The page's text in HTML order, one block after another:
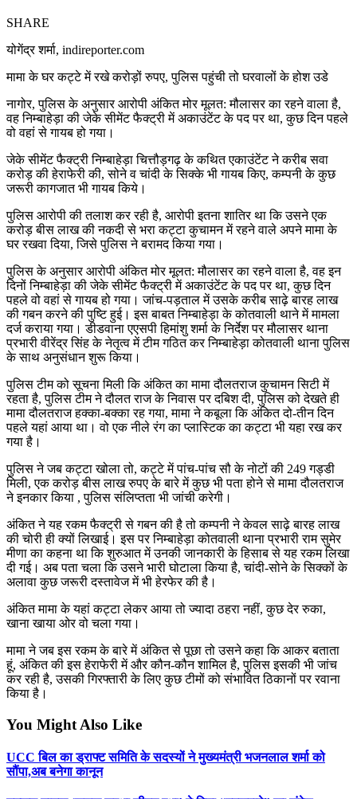
SHARE
योगेंद्र शर्मा, indireporter.com
मामा के घर कट्टे में रखे करोड़ों रुपए, पुलिस पहुंची तो घरवालों के होश उडे
नागोर, पुलिस के अनुसार आरोपी अंकित मोर मूलत: मौलासर का रहने वाला है,
वह निम्बाहेड़ा की जेके सीमेंट फैक्ट्री में अकाउंटेंट के पद पर था, कुछ दिन पहले
वो वहां से गायब हो गया।
जेके सीमेंट फैक्ट्री निम्बाहेड़ा चित्तौड़गढ़ के कथित एकाउंटेंट ने करीब सवा
करोड़ की हेराफेरी की, सोने व चांदी के सिक्के भी गायब किए, कम्पनी के कुछ
जरूरी कागजात भी गायब किये।
पुलिस आरोपी की तलाश कर रही है, आरोपी इतना शातिर था कि उसने एक
करोड़ बीस लाख की नकदी से भरा कट्टा कुचामन में रहने वाले अपने मामा के
घर रखवा दिया, जिसे पुलिस ने बरामद किया गया।
पुलिस के अनुसार आरोपी अंकित मोर मूलत: मौलासर का रहने वाला है, वह इन
दिनों निम्बाहेड़ा की जेके सीमेंट फैक्ट्री में अकाउंटेंट के पद पर था, कुछ दिन
पहले वो वहां से गायब हो गया। जांच-पड़ताल में उसके करीब साढ़े बारह लाख
की गबन करने की पुष्टि हुई। इस बाबत निम्बाहेड़ा के कोतवाली थाने में मामला
दर्ज कराया गया। डीडवाना एएसपी हिमांशु शर्मा के निर्देश पर मौलासर थाना
प्रभारी वीरेंद्र सिंह के नेतृत्व में टीम गठित कर निम्बाहेड़ा कोतवाली थाना पुलिस
के साथ अनुसंधान शुरू किया।
पुलिस टीम को सूचना मिली कि अंकित का मामा दौलतराज कुचामन सिटी में
रहता है, पुलिस टीम ने दौलत राज के निवास पर दबिश दी, पुलिस को देखते ही
मामा दौलतराज हक्का-बक्का रह गया, मामा ने कबूला कि अंकित दो-तीन दिन
पहले यहां आया था। वो एक नीले रंग का प्लास्टिक का कट्टा भी यहा रख कर
गया है।
पुलिस ने जब कट्टा खोला तो, कट्टे में पांच-पांच सौ के नोटों की 249 गड्डी
मिली, एक करोड़ बीस लाख रुपए के बारे में कुछ भी पता होने से मामा दौलतराज
ने इनकार किया , पुलिस संलिप्तता भी जांची करेगी।
अंकित ने यह रकम फैक्ट्री से गबन की है तो कम्पनी ने केवल साढ़े बारह लाख
की चोरी ही क्यों लिखाई। इस पर निम्बाहेड़ा कोतवाली थाना प्रभारी राम सुमेर
मीणा का कहना था कि शुरुआत में उनकी जानकारी के हिसाब से यह रकम लिखा
दी गई। अब पता चला कि उसने भारी घोटाला किया है, चांदी-सोने के सिक्कों के
अलावा कुछ जरूरी दस्तावेज में भी हेरफेर की है।
अंकित मामा के यहां कट्टा लेकर आया तो ज्यादा ठहरा नहीं, कुछ देर रुका,
खाना खाया ओर वो चला गया।
मामा ने जब इस रकम के बारे में अंकित से पूछा तो उसने कहा कि आकर बताता
हूं, अंकित की इस हेराफेरी में और कौन-कौन शामिल है, पुलिस इसकी भी जांच
कर रही है, उसकी गिरफ्तारी के लिए कुछ टीमों को संभावित ठिकानों पर रवाना
किया है।
You Might Also Like
UCC बिल का ड्राफ्ट समिति के सदस्यों ने मुख्यमंत्री भजनलाल शर्मा को
सौंपा,अब बनेगा कानून